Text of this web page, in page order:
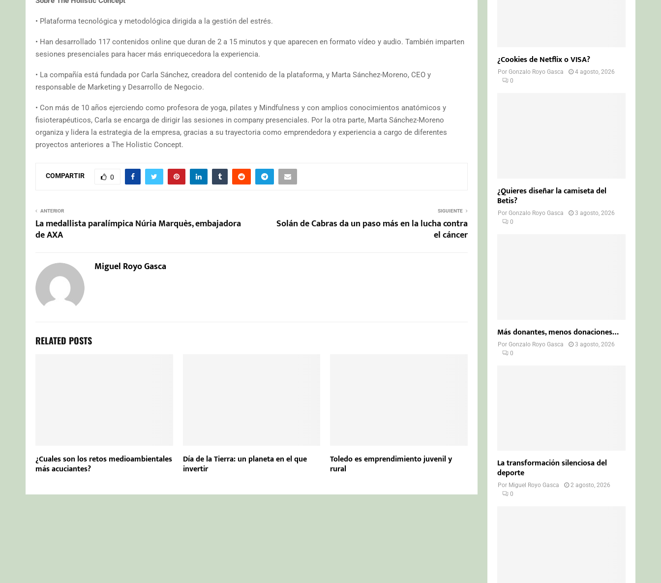
• Plataforma tecnológica y metodológica dirigida a la gestión del estrés.
• Han desarrollado 117 contenidos online que duran de 2 a 15 minutos y que aparecen en formato vídeo y audio. También imparten
sesiones presenciales para hacer más enriquecedora la experiencia.
• La compañía está fundada por Carla Sánchez, creadora del contenido de la plataforma, y Marta Sánchez-Moreno, CEO y
responsable de Marketing y Desarrollo de Negocio.
• Con más de 10 años ejerciendo como profesora de yoga, pilates y Mindfulness y con amplios conocimientos anatómicos y
fisioterapéuticos, Carla se encarga de dirigir las sesiones in company presenciales. Por la otra parte, Marta Sánchez-Moreno
organiza y lidera la estrategia de la empresa, gracias a su trayectoria como emprendedora y experiencia a cargo de diferentes
proyectos anteriores a The Holistic Concept.
COMPARTIR 0
ANTERIOR
La medallista paralímpica Núria Marquès, embajadora
de AXA
SIGUIENTE
Solán de Cabras da un paso más en la lucha contra
el cáncer
Miguel Royo Gasca
RELATED POSTS
¿Cuales son los retos medioambientales
más acuciantes?
Día de la Tierra: un planeta en el que
invertir
Toledo es emprendimiento juvenil y
rural
¿Cookies de Netflix o VISA?
PorGonzalo Royo Gasca
4 agosto, 2026
0
¿Quieres diseñar la camiseta del
Betis?
PorGonzalo Royo Gasca
3 agosto, 2026
0
Más donantes, menos donaciones…
PorGonzalo Royo Gasca
3 agosto, 2026
0
La transformación silenciosa del
deporte
Por Miguel Royo Gasca
2 agosto, 2026
0